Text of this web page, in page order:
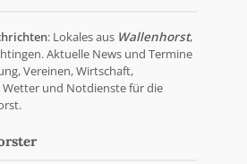
: Lokales aus Wallenhorst,
Aktuelle News und Termine
Vereinen, Wirtschaft,
Wetter und Notdienste für die